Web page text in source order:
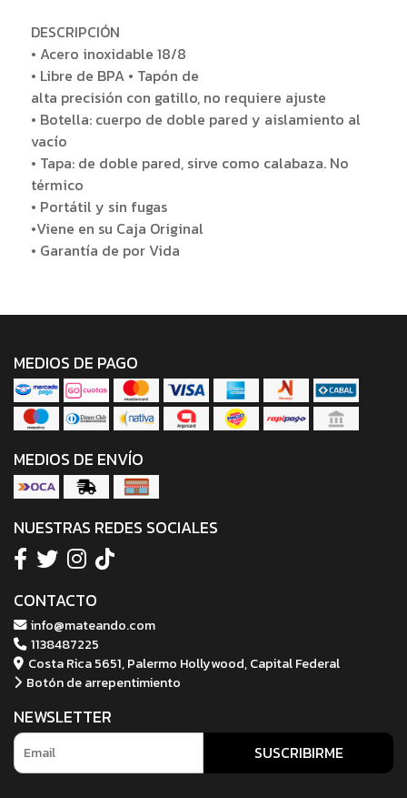
DESCRIPCIÓN
• Acero inoxidable 18/8
• Libre de BPA • Tapón de
alta precisión con gatillo, no requiere ajuste
• Botella: cuerpo de doble pared y aislamiento al
vacío
• Tapa: de doble pared, sirve como calabaza. No
térmico
• Portátil y sin fugas
•Viene en su Caja Original
• Garantía de por Vida
MEDIOS DE PAGO
MEDIOS DE ENVÍO
NUESTRAS REDES SOCIALES
CONTACTO
info@mateando.com
1138487225
Costa Rica 5651, Palermo Hollywood, Capital Federal
Botón de arrepentimiento
NEWSLETTER
SUSCRIBIRME